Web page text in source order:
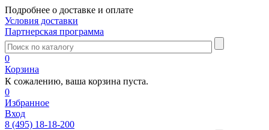
Подробнее о доставке и оплате
Условия доставки
Партнерская программа
0
Корзина
К сожалению, ваша корзина пуста.
0
Избранное
Вход
8 (495) 18-18-200